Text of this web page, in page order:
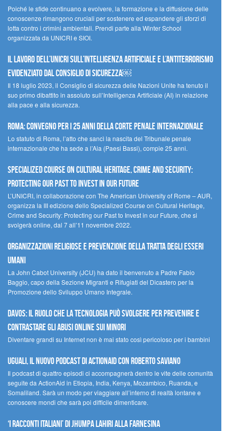
Poiché le sfide continuano a evolvere, la formazione e la diffusione delle
conoscenze rimangono cruciali per sostenere ed espandere gli sforzi di
lotta contro i crimini ambientali. Prendi parte alla Winter School
organizzata da UNICRI e SIOI.
Il lavoro dell’UNICRI sull’intelligenza artificiale e l’antiterrorismo
evidenziato dal Consiglio di Sicurezza￼
Il 18 luglio 2023, il Consiglio di sicurezza delle Nazioni Unite ha tenuto il
suo primo dibattito in assoluto sull’Intelligenza Artificiale (AI) in relazione
alla pace e alla sicurezza.
Roma: convegno per i 25 anni della Corte penale internazionale
Lo statuto di Roma, l’atto che sancì la nascita del Tribunale penale
internazionale che ha sede a l’Aia (Paesi Bassi), compie 25 anni.
Specialized Course on Cultural Heritage, Crime and Security:
Protecting our Past to Invest in our Future
L’UNICRI, in collaborazione con The American University of Rome – AUR,
organizza la III edizione dello Specialized Course on Cultural Heritage,
Crime and Security: Protecting our Past to Invest in our Future, che si
svolgerà online, dal 7 all’11 novembre 2022.
Organizzazioni religiose e prevenzione della tratta degli esseri
umani
La John Cabot University (JCU) ha dato il benvenuto a Padre Fabio
Baggio, capo della Sezione Migranti e Rifugiati del Dicastero per la
Promozione dello Sviluppo Umano Integrale.
Davos: il ruolo che la tecnologia può svolgere per prevenire e
contrastare gli abusi online sui minori
Diventare grandi su Internet non è mai stato così pericoloso per i bambini
UGUALI, il nuovo podcast di ACTIONAID con Roberto Saviano
Il podcast di quattro episodi ci accompagnerà dentro le vite delle comunità
seguite da ActionAid in Etiopia, India, Kenya, Mozambico, Ruanda, e
Somaliland. Sarà un modo per viaggiare all’interno di realtà lontane e
conoscere mondi che sarà poi difficile dimenticare.
‘I racconti italiani’ di Jhumpa Lahiri alla Farnesina